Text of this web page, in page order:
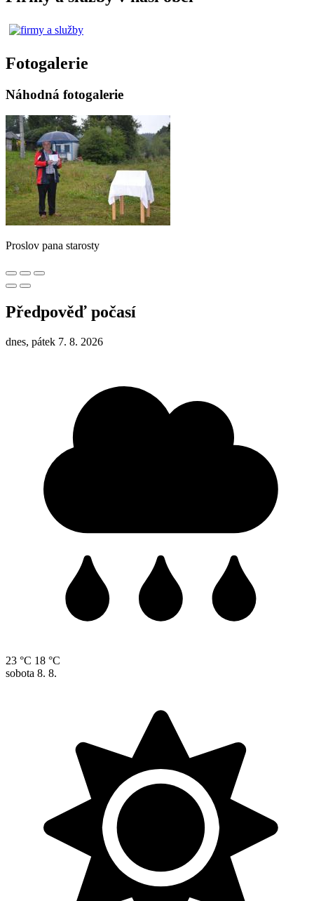
Fotogalerie
Náhodná fotogalerie
Proslov pana starosty
Předpověď počasí
dnes, pátek 7. 8. 2026
23 °C 18 °C
sobota 8. 8.